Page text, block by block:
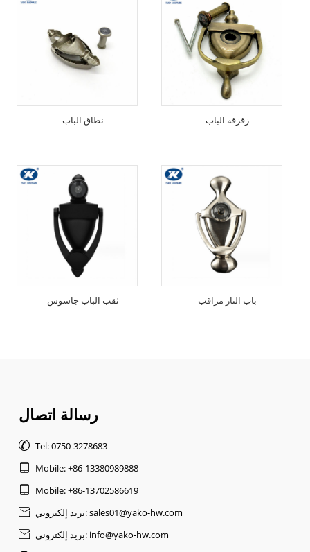
نطاق الباب زقزقة الباب
ثقب الباب جاسوس باب النار مراقب
رسالة اتصال
 Tel: 0750-3278683
 Mobile: +86-13380989888
 Mobile: +86-13702586619
 بريد إلكتروني: sales01@yako-hw.com
 بريد إلكتروني: info@yako-hw.com